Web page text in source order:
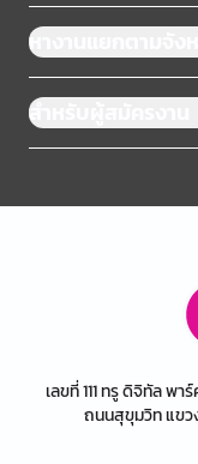
หางานแยกตามจังห
สำหรับผู้สมัครงาน
เลขที่ 111 ทรู ดิจิทัล พ
ถนนสุขุมวิท แขว